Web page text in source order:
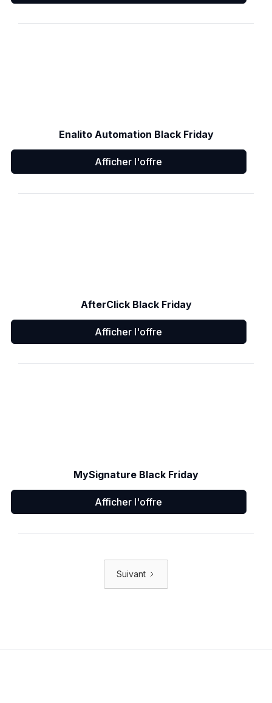
Enalito Automation Black Friday
Afficher l'offre
AfterClick Black Friday
Afficher l'offre
MySignature Black Friday
Afficher l'offre
Suivant